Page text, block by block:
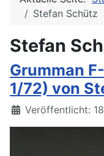
Stefan Schütz
Stefan
Grumman
1/72) von
Details
Veröffentlicht: